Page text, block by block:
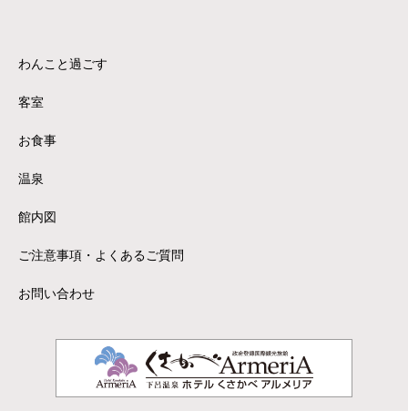
わんこと過ごす
客室
お食事
温泉
館内図
ご注意事項・よくあるご質問
お問い合わせ